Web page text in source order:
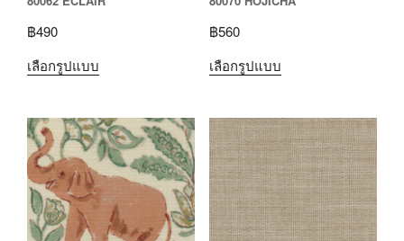
฿490
เลือกรูปแบบ
฿560
เลือกรูปแบบ